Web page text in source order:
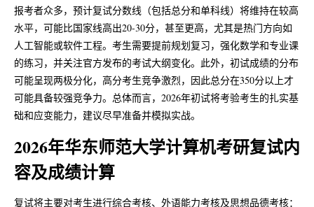
报考者众多，预计复试分数线（包括总分和单科线）将维持在较高
水平，可能比国家线高出20-30分，甚至更高，尤其是热门方向如
人工智能或软件工程。考生需要提前规划复习，强化数学和专业课
的练习，并关注官方发布的考试大纲变化。此外，初试成绩的分布
可能呈现两极分化，高分考生竞争激烈，因此总分在350分以上才
可能具备较强竞争力。总体而言，2026年初试将考验考生的扎实基
础和应变能力，建议尽早准备并模拟实战。
2026年华东师范大学计算机考研复试内
容及成绩计算
复试将主要对考生进行综合考核、外语能力考核及思想品德考核：